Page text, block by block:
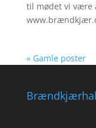
til mødet vi være
« Gamle poster